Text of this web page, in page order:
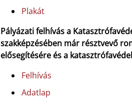
Plakát
Pályázati felhívás a
szakképzésében már résztvevő
elősegítésére és a
Felhívás
Adatlap